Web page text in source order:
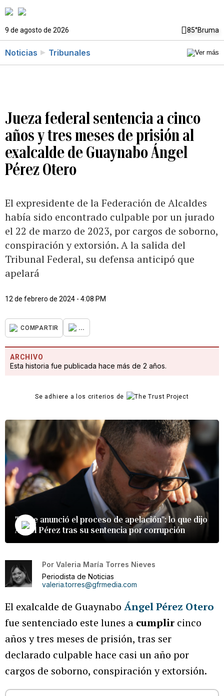
9 de agosto de 2026 85°Bruma
Noticias Tribunales
Jueza federal sentencia a cinco
años y tres meses de prisión al
exalcalde de Guaynabo Ángel
Pérez Otero
El expresidente de la Federación de Alcaldes
había sido encontrado culpable por un jurado
el 22 de marzo de 2023, por cargos de soborno,
conspiración y extorsión. A la salida del
Tribunal Federal, su defensa anticipó que
apelará
12 de febrero de 2024 - 4:08 PM
COMPARTIR ...
ARCHIVO
Esta historia fue publicada hace más de 2 años.
Se adhiere a los criterios de
"Ya se anunció el proceso de apelación": lo que dijo
Ángel Pérez tras su sentencia por corrupción
Por Valeria María Torres Nieves
Periodista de Noticias
valeria.torres@gfrmedia.com
El exalcalde de Guaynabo Ángel Pérez Otero
fue sentenciado este lunes a cumplir cinco
años y tres meses de prisión, tras ser
declarado culpable hace casi un año por
cargos de soborno, conspiración y extorsión.